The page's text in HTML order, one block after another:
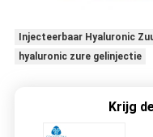
Injecteerbaar Hyaluronic
hyaluronic zure gelinjectie
Krijg